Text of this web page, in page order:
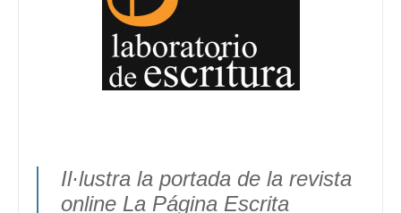
Il·lustra la portada de la revista
online La Página Escrita